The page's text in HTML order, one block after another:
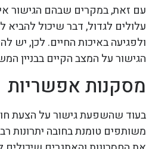
עם זאת, במקרים שבהם הגישור
עלולים לגדול, דבר שיכול להביא
ולפגיעה באיכות החיים. לכן, יש
הגישור על המצב הקיים בבניין
מסקנות אפשריות
בעוד שהשפעת גישור על הצעת
משותפים טומנת בחובה יתרונות